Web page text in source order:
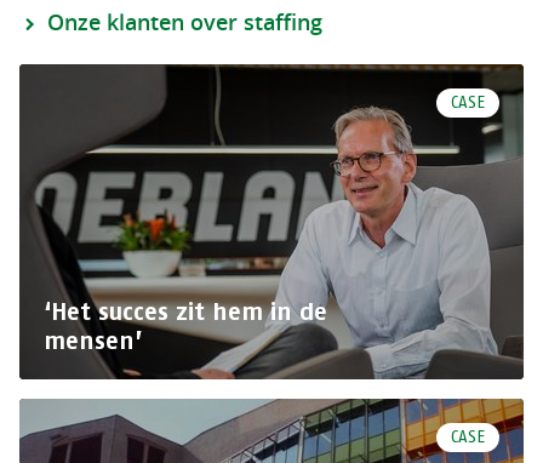
Onze klanten over staffing
CASE
‘Het succes zit hem in de
mensen’
CASE